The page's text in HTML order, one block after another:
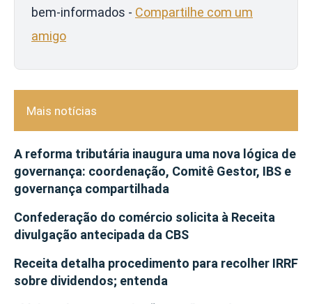
bem-informados - Compartilhe com um
amigo
Mais notícias
A reforma tributária inaugura uma nova lógica de
governança: coordenação, Comitê Gestor, IBS e
governança compartilhada
Confederação do comércio solicita à Receita
divulgação antecipada da CBS
Receita detalha procedimento para recolher IRRF
sobre dividendos; entenda